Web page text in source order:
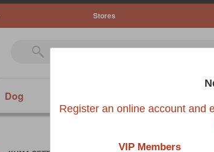
Stores
Dog
Register an online account and
VIP Members